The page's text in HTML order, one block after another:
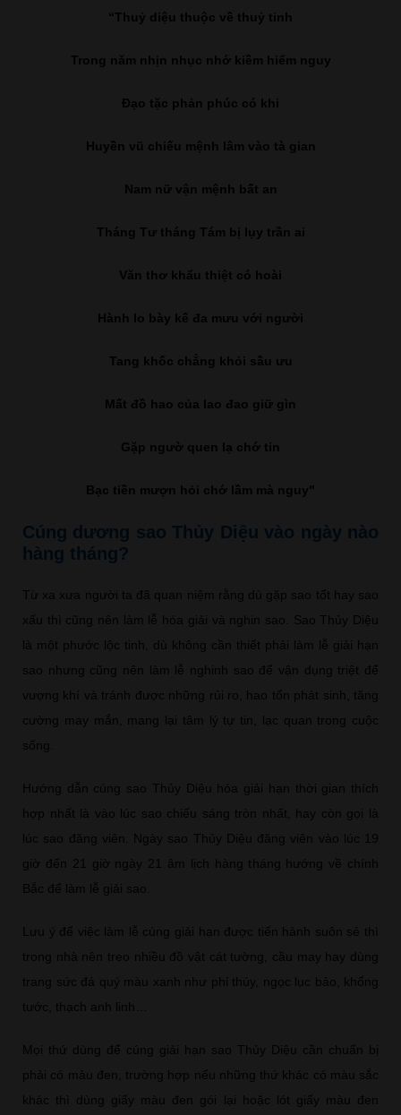
“Thuỷ diệu thuộc về thuỷ tinh
Trong năm nhịn nhục nhớ kiềm hiểm nguy
Đạo tặc phản phúc có khi
Huyền vũ chiếu mệnh lâm vào tà gian
Nam nữ vận mệnh bất an
Tháng Tư tháng Tám bị lụy trần ai
Văn thơ khẩu thiệt có hoài
Hành lo bày kế đa mưu với người
Tang khốc chẳng khỏi sầu ưu
Mất đồ hao của lao đao giữ gìn
Gặp ngườ quen lạ chớ tin
Bạc tiền mượn hỏi chớ lầm mà nguy"
Cúng dương sao Thủy Diệu vào ngày nào
hàng tháng?
Từ xa xưa người ta đã quan niệm rằng dù gặp sao tốt hay sao
xấu thì cũng nên làm lễ hóa giải và nghin sao. Sao Thủy Diệu
là một phước lộc tinh, dù không cần thiết phải làm lễ giải hạn
sao nhưng cũng nên làm lễ nghinh sao để vận dụng triệt để
vượng khí và tránh được những rủi ro, hao tốn phát sinh, tăng
cường may mắn, mang lại tâm lý tự tin, lạc quan trong cuộc
sống.
Hướng dẫn cúng sao Thủy Diệu hóa giải hạn thời gian thích
hợp nhất là vào lúc sao chiếu sáng tròn nhất, hay còn gọi là
lúc sao đăng viên. Ngày sao Thủy Diệu đăng viên vào lúc 19
giờ đến 21 giờ ngày 21 âm lịch hàng tháng hướng về chính
Bắc để làm lễ giải sao.
Lưu ý để việc làm lễ cúng giải hạn được tiến hành suôn sẻ thì
trong nhà nên treo nhiều đồ vật cát tường, cầu may hay dùng
trang sức đá quý màu xanh như phỉ thúy, ngọc lục bảo, khổng
tước, thạch anh linh…
Mọi thứ dùng để cúng giải hạn sao Thủy Diệu cần chuẩn bị
phải có màu đen, trường hợp nếu những thứ khác có màu sắc
khác thì dùng giấy màu đen gói lại hoặc lót giấy màu đen